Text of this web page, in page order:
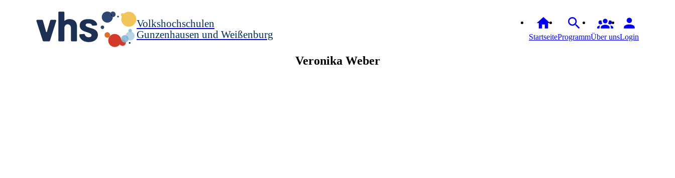
Volkshochschulen
Gunzenhausen und Weißenburg
StartseiteProgrammÜber unsLogin
Veronika Weber